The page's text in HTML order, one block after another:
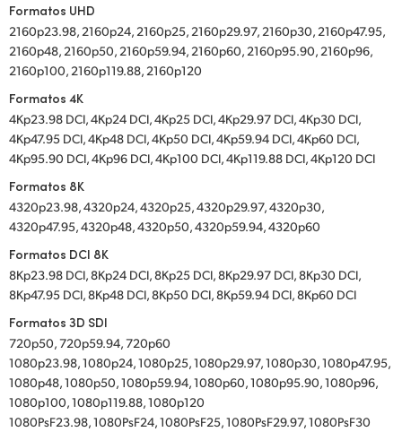
Formatos UHD
2160p23.98, 2160p24, 2160p25, 2160p29.97, 2160p30, 2160p47.95,
2160p48, 2160p50, 2160p59.94, 2160p60, 2160p95.90, 2160p96,
2160p100, 2160p119.88, 2160p120
Formatos 4K
4Kp23.98 DCI, 4Kp24 DCI, 4Kp25 DCI, 4Kp29.97 DCI, 4Kp30 DCI,
4Kp47.95 DCI, 4Kp48 DCI, 4Kp50 DCI, 4Kp59.94 DCI, 4Kp60 DCI,
4Kp95.90 DCI, 4Kp96 DCI, 4Kp100 DCI, 4Kp119.88 DCI, 4Kp120 DCI
Formatos 8K
4320p23.98, 4320p24, 4320p25, 4320p29.97, 4320p30,
4320p47.95, 4320p48, 4320p50, 4320p59.94, 4320p60
Formatos DCI 8K
8Kp23.98 DCI, 8Kp24 DCI, 8Kp25 DCI, 8Kp29.97 DCI, 8Kp30 DCI,
8Kp47.95 DCI, 8Kp48 DCI, 8Kp50 DCI, 8Kp59.94 DCI, 8Kp60 DCI
Formatos 3D SDI
720p50, 720p59.94, 720p60
1080p23.98, 1080p24, 1080p25, 1080p29.97, 1080p30, 1080p47.95,
1080p48, 1080p50, 1080p59.94, 1080p60, 1080p95.90, 1080p96,
1080p100, 1080p119.88, 1080p120
1080PsF23.98, 1080PsF24, 1080PsF25, 1080PsF29.97, 1080PsF30